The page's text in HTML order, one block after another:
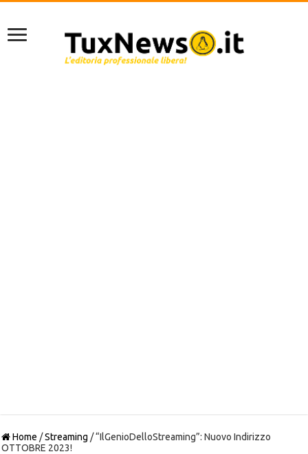
Home /Streaming /“IlGenioDelloStreaming”: Nuovo Indirizzo
OTTOBRE 2023!